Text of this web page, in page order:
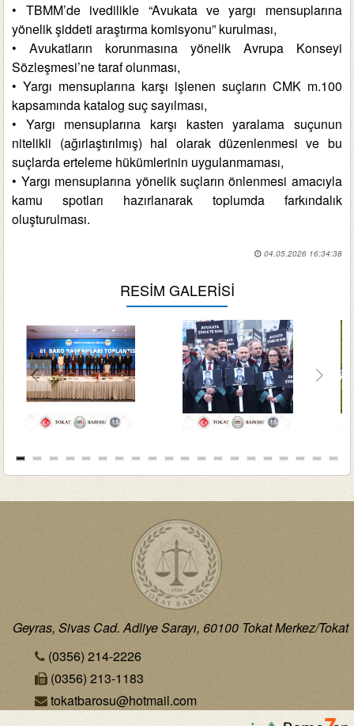
• TBMM’de ivedilikle “Avukata ve yargı mensuplarına
yönelik şiddeti araştırma komisyonu” kurulması,
• Avukatların korunmasına yönelik Avrupa Konseyi
Sözleşmesi’ne taraf olunması,
• Yargı mensuplarına karşı işlenen suçların CMK m.100
kapsamında katalog suç sayılması,
• Yargı mensuplarına karşı kasten yaralama suçunun
nitelikli (ağırlaştırılmış) hal olarak düzenlenmesi ve bu
suçlarda erteleme hükümlerinin uygulanmaması,
• Yargı mensuplarına yönelik suçların önlenmesi amacıyla
kamu spotları hazırlanarak toplumda farkındalık
oluşturulması.
04.05.2026 16:34:38
RESİM GALERİSİ
Geyras, Sivas Cad. Adliye Sarayı, 60100 Tokat Merkez/Tokat
(0356) 214-2226
(0356) 213-1183
tokatbarosu@hotmail.com